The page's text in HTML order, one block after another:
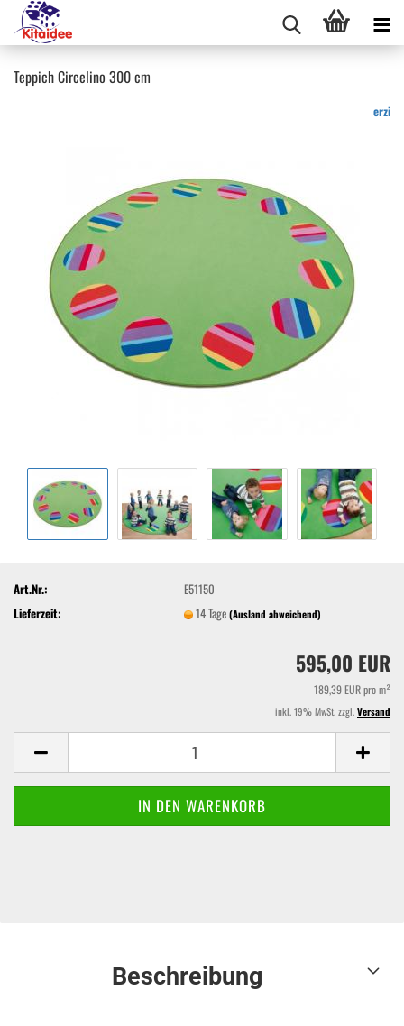
Teppich Circelino 300 cm
erzi
Art.Nr.:
E51150
Lieferzeit:
14 Tage(Ausland abweichend)
595,00 EUR
189,39 EUR pro m²
inkl. 19% MwSt. zzgl.Versand
Beschreibung